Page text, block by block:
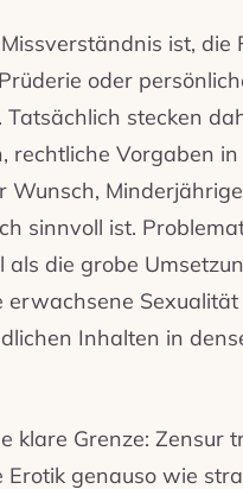
ist, die
oder
Tatsächlich stecken
rechtliche Vorgaben in
Wunsch,
sinnvoll ist.
die grobe
erwachsene
Inhalten in
klare Grenze: Zensur
Erotik genauso wie